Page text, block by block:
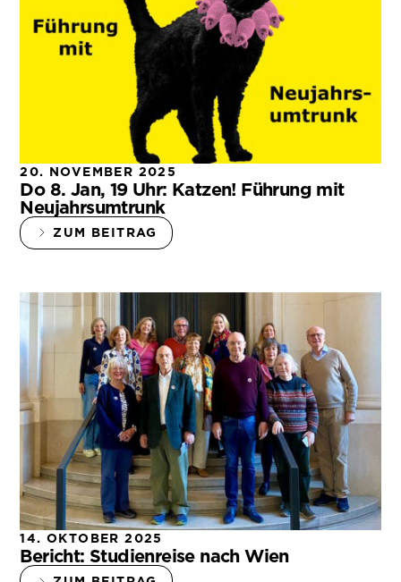
20. NOVEMBER 2025
Do 8. Jan, 19 Uhr: Katzen! Führung mit
Neujahrsumtrunk
ZUM BEITRAG
14. OKTOBER 2025
Bericht: Studienreise nach Wien